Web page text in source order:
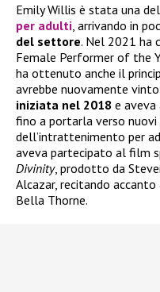
Emily Willis è stata una
per adulti , arrivando in
del settore. Nel 2021 ha
Female Performer of the
ha ottenuto anche il
avrebbe nuovamente
iniziata nel 2018 e aveva
fino a portarla verso
dell’intrattenimento per
aveva partecipato al film
Divinity, prodotto da
Alcazar, recitando
Bella Thorne.